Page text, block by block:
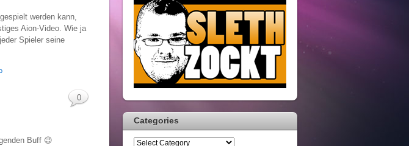
werden kann,
Aion-Video. Wie ja
Spieler seine
Buff 😉
0
Categories